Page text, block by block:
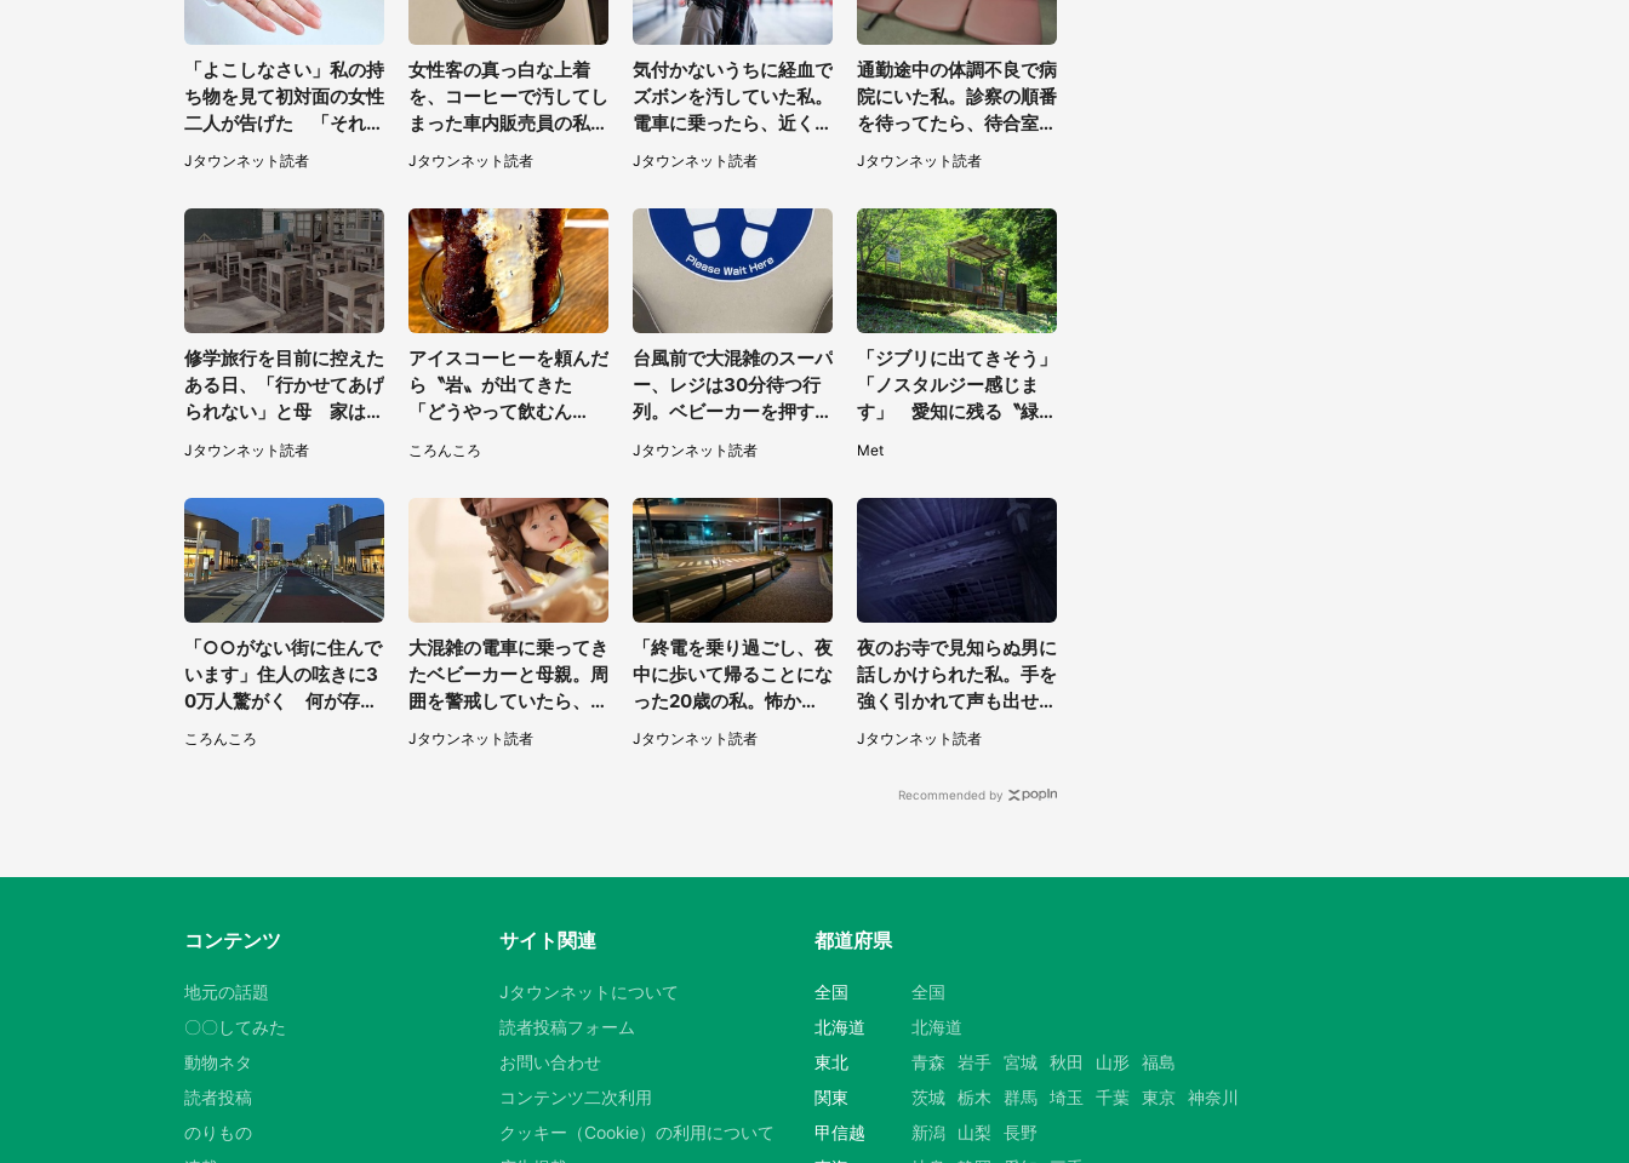
「よこしなさい」私の持
ち物を見て初対面の女性
二人が告げた 「それは
ちょっと」と断ったわけ
（東京都・40代女性）
Jタウンネット読者
女性客の真っ白な上着
を、コーヒーで汚してし
まった車内販売員の私。
罵声を浴びせられても当
然の場面で言われたのは
（神奈川県・60代男
性）
Jタウンネット読者
気付かないうちに経血で
ズボンを汚していた私。
電車に乗ったら、近くの
女性客が小さな声で（千
葉県・10代女性）
Jタウンネット読者
通勤途中の体調不良で病
院にいた私。診察の順番
を待ってたら、待合室の
老人たちが（千葉県・5
0代男性）
Jタウンネット読者
修学旅行を目前に控えた
ある日、「行かせてあげ
られない」と母 家は貧
しく、私は納得したけれ
ど...（北海道・70代以
Jタウンネット読者
アイスコーヒーを頼んだ
ら〝岩〟が出てきた
「どうやって飲むん
ころんころ
台風前で大混雑のスーパ
ー、レジは30分待つ行
列。ベビーカーを押す私
が並んでいると、前の男
性客が...
Jタウンネット読者
「ジブリに出てきそう」
「ノスタルジー感じま
す」 愛知に残る〝緑の
Met
「○○がない街に住んで
います」住人の呟きに3
0万人驚がく 何が存在
しないか、あなたはわか
る？
ころんころ
大混雑の電車に乗ってき
たベビーカーと母親。周
囲を警戒していたら、若
い男性客が思いもよらぬ
行動に（東京都・50代
Jタウンネット読者
「終電を乗り過ごし、夜
中に歩いて帰ることにな
った20歳の私。怖かっ
たけど、信号待ちの車に
道を尋ねたら...」（埼玉
Jタウンネット読者
夜のお寺で見知らぬ男に
話しかけられた私。手を
強く引かれて声も出せ
ず...（東京都・40代女
性）
Jタウンネット読者
Recommended by
コンテンツ
地元の話題
〇〇してみた
動物ネタ
読者投稿
のりもの
サイト関連
Jタウンネットについて
読者投稿フォーム
お問い合わせ
コンテンツ二次利用
クッキー（Cookie）の利用について
都道府県
全国
全国
北海道
北海道
東北
青森 岩手 宮城 秋田 山形 福島
関東
茨城 栃木 群馬 埼玉 千葉 東京 神奈川
甲信越
新潟 山梨
長野